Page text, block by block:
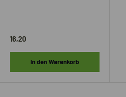
16,20
In den Warenkorb